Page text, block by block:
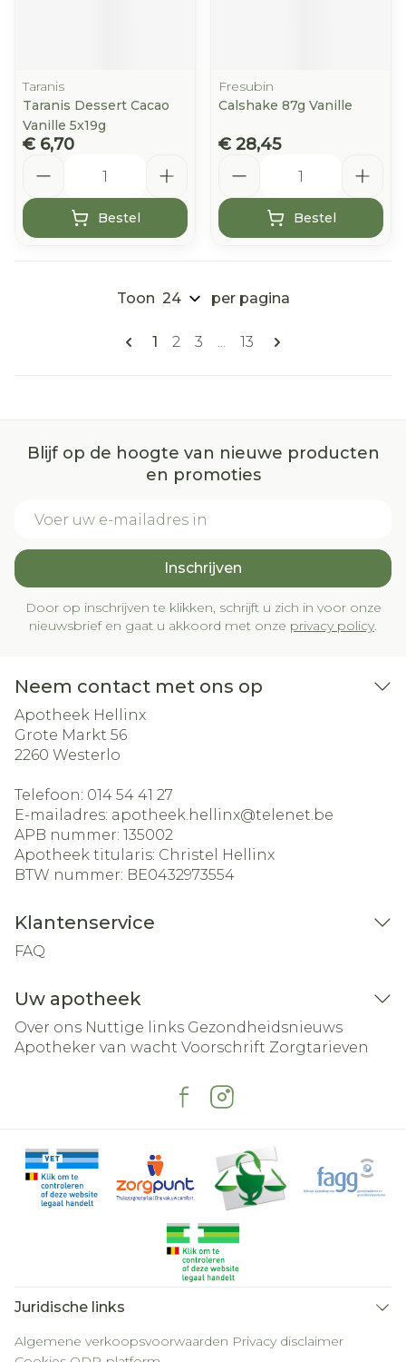
Taranis
Taranis Dessert Cacao
Vanille 5x19g
€ 6,70
Bestel
Fresubin
Calshake 87g Vanille
€ 28,45
Bestel
Pagina's
U lees momenteel pagina
1 Pagina
2 Pagina
3 ... Pagina
13
Toon per pagina
Blijf op de hoogte van nieuwe producten
en promoties
Inschrijven
Door op inschrijven te klikken, schrijft u zich in voor onze
nieuwsbrief en gaat u akkoord met onze privacy policy.
Neem contact met ons op
Apotheek Hellinx
Grote Markt 56
2260 Westerlo
Telefoon: 014 54 41 27
E-mailadres: apotheek.hellinx@telenet.be
APB nummer: 135002
Apotheek titularis: Christel Hellinx
BTW nummer: BE0432973554
Klantenservice
FAQ
Uw apotheek
Over ons Nuttige links Gezondheidsnieuws
Apotheker van wacht Voorschrift Zorgtarieven
Juridische links
Algemene verkoopsvoorwaarden Privacy disclaimer